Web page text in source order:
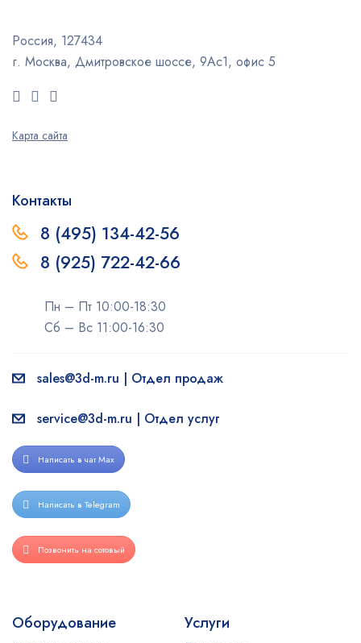
Россия, 127434
г. Москва, Дмитровское шоссе, 9Ас1, офис 5
Карта сайта
Контакты
8 (495) 134-42-56
8 (925) 722-42-66
Пн – Пт 10:00-18:30
Сб – Вс 11:00-16:30
sales@3d-m.ru | Отдел продаж
service@3d-m.ru | Отдел услуг
Написать в чат Max
Написать в Telegram
Позвонить на сотовый
Оборудование Услуги